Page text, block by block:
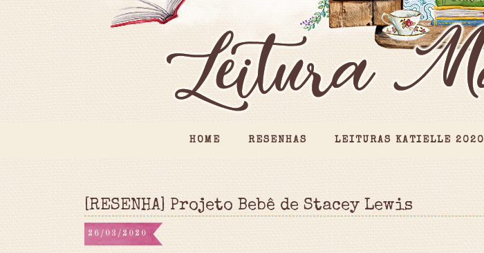
HOME RESENHAS LEITURAS KATIELLE 2020
[RESENHA] Projeto Bebê de Stacey Lewis
26/03/2020